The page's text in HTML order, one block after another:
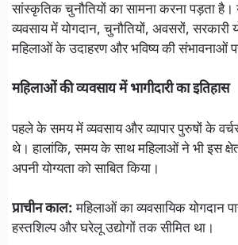
सांस्कृतिक चुनौतियों का सामना करना पड़ता
व्यवसाय में योगदान, चुनौतियों, अवसरों,
महिलाओं के उदाहरण और भविष्य की संभावनाओं
महिलाओं की व्यवसाय में भागीदारी का इतिहास
पहले के समय में व्यवसाय और व्यापार पुरुषों के
थे। हालांकि, समय के साथ महिलाओं ने भी इस
अपनी योग्यता को साबित किया।
प्राचीन काल:महिलाओं का व्यवसायिक योगदान
हस्तशिल्प और घरेलू उद्योगों तक सीमित था।